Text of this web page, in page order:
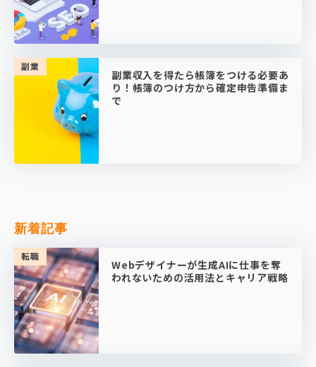
副業
副業収入を得たら帳簿をつける必要あ
り！帳簿のつけ方から確定申告準備ま
で
新着記事
転職
Webデザイナーが生成AIに仕事を奪
われないための活用法とキャリア戦略